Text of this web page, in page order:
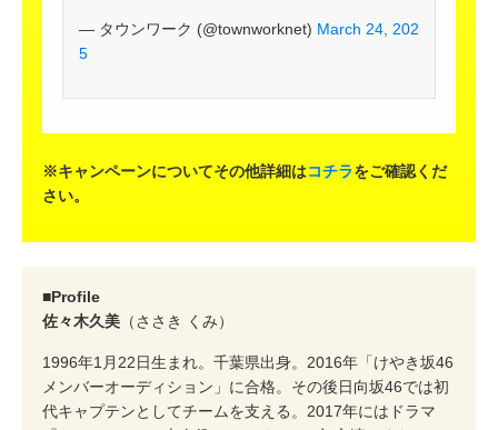
— タウンワーク (@townworknet) March 24, 202
5
※キャンペーンについてその他詳細はコチラをご確認くだ
さい。
■Profile
佐々木久美 （ささき くみ）
1996年1月22日生まれ。千葉県出身。2016年「けやき坂46
メンバーオーディション」に合格。その後日向坂46では初
代キャプテンとしてチームを支える。2017年にはドラマ